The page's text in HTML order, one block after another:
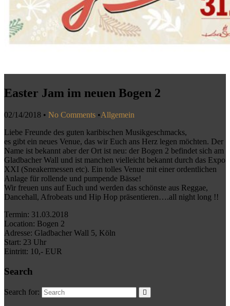
Easter Jam im neuen Bogen 2
02/14/2018 • No Comments •Allgemein
Liebe Freunde des guten karibischen Musikgeschmacks,
es gibt ein neues Venue, das wir Euch ans Herz legen möchten. Der
Name ist bekannt aber der Ort ist neu: der Bogen 2 befindet sich am
Gladbacher Wall und ist manchen vielleicht bekannt durch das Expo
XXI (Sneakermessen etc). Ein tolles Venue mit einer ordentlichen
Anlage für rollende und pumpende Bässe!
Wir freuen uns auf Euch und werden das schönste aus Reggae,
Dancehall, Afrobeats und Hip Hop präsentieren….all night long !!
Termin: 31.03.2018
Location: Bogen 2
Adresse: Gladbacher Wall 5, Köln
Start: 23 Uhr
Eintritt: 10,- EUR
Search
Search for: